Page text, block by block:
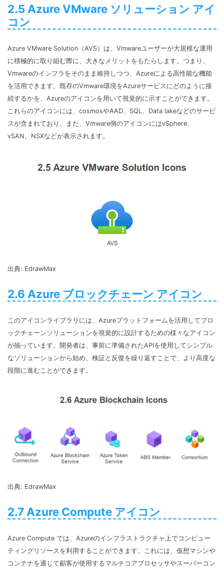
2.5 Azure VMware ソリューション アイ
コン
Azure VMware Solution（AVS）は、Vmwareユーザーが大規模な運用
に積極的に取り組む際に、大きなメリットをもたらします。つまり、
Vmwareのインフラをそのまま維持しつつ、Azureによる高性能な機能
を活用できます。既存のVmware環境をAzureサービスにどのように接
続するかを、Azureのアイコンを用いて視覚的に示すことができます。
これらのアイコンには、cosmosやAAD、SQL、Data lakeなどのサービ
スが含まれており、また、Vmware側のアイコンにはvSphere、
vSAN、NSXなどが表示されます。
出典: EdrawMax
2.6 Azure ブロックチェーン アイコン
このアイコンライブラリには、Azureプラットフォームを活用してブロ
ックチェーンソリューションを視覚的に設計するための様々なアイコン
が揃っています。開発者は、事前に準備されたAPIを使用してシンプル
なソリューションから始め、検証と反復を繰り返すことで、より高度な
段階に進むことができます。
出典: EdrawMax
2.7 Azure Compute アイコン
Azure Compute では、Azureのインフラストラクチャ上でコンピュー
ティングリソースを利用することができます。これには、仮想マシンや
コンテナを通じて顧客が使用するマルチコアプロセッサやスーパーコン